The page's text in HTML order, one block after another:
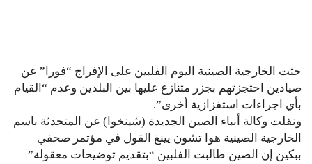
حثت الخارجية الصينية اليوم الفلبين على الإفراج “فورا” عن
صيادين احتجزتهم بجزر متنازع عليها بين البلدين وعدم “القيام
بأي اجراءات استفزازية أخرى”.
ونقلت وكالة أنباء الصين الجديدة (شينخوا) عن المتحدثة باسم
الخارجية الصينية هوا تشون يينغ القول في مؤتمر صحفي
ببكين إن الصين طالبت الفلبين “بتقديم توضيحات معقولة”